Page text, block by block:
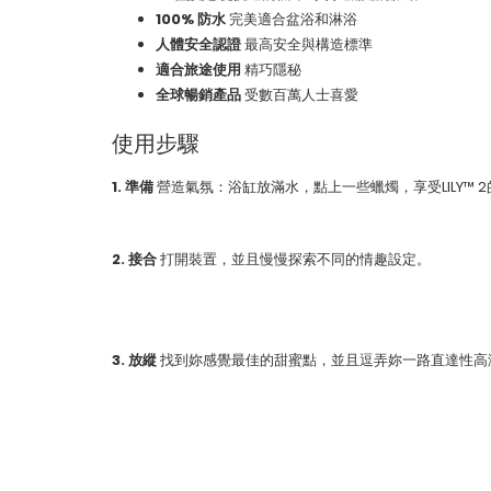
100% 防水完美適合盆浴和淋浴
人體安全認證最高安全與構造標準
適合旅途使用 精巧隱秘
全球暢銷產品受數百萬人士喜愛
使用步驟
1. 準備營造氣氛：浴缸放滿水，點上一些蠟燭，享受LILY™ 2
2. 接合打開裝置，並且慢慢探索不同的情趣設定。
3. 放縱找到妳感覺最佳的甜蜜點，並且逗弄妳一路直達性高